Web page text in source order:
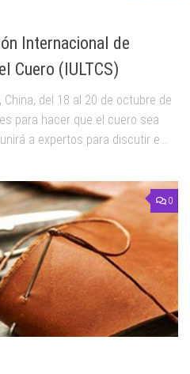
Internacional de
Cuero (IULTCS)
del 18 al 20 de octubre de
para hacer que el cuero sea
a expertos para discutir e...
0